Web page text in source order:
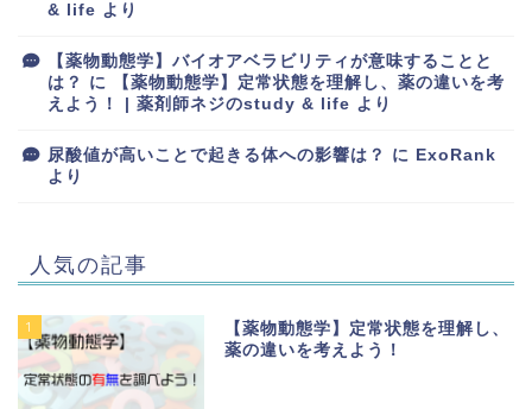
& life より
【薬物動態学】バイオアベラビリティが意味することと
は？
に
【薬物動態学】定常状態を理解し、薬の違いを考
えよう！ | 薬剤師ネジのstudy & life より
尿酸値が高いことで起きる体への影響は？ に ExoRank
より
人気の記事
1
【薬物動態学】定常状態を理解し、
薬の違いを考えよう！